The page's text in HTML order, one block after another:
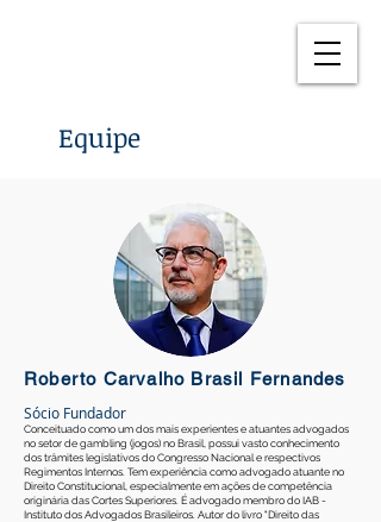
Equipe
Roberto Carvalho Brasil Fernandes
Sócio Fundador
Conceituado como um dos mais experientes e atuantes advogados
no setor de gambling (jogos) no Brasil, possui vasto conhecimento
dos trâmites legislativos do Congresso Nacional e respectivos
Regimentos Internos. Tem experiência como advogado atuante no
Direito Constitucional, especialmente em ações de competência
originária das Cortes Superiores. É advogado membro do IAB -
Instituto dos Advogados Brasileiros. Autor do livro "Direito das